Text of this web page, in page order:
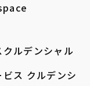
ルデンシャル
ス クルデンシ